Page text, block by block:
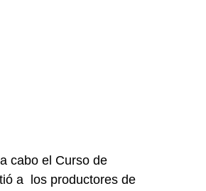
cabo el Curso de
a  los productores de